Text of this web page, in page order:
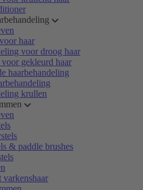
haar
voor droog haar
gekleurd haar
haarbehandeling
krullen
& paddle brushes
varkenshaar